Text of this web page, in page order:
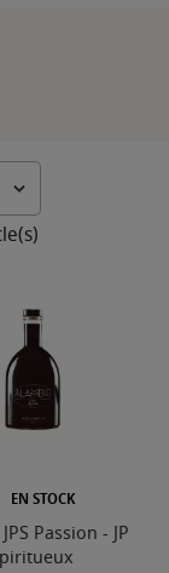
EN STOCK
Passion - JP